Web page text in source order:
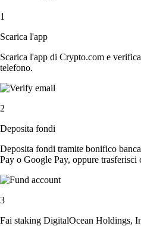
1
Scarica l'app
Scarica l'app di Crypto.com e
telefono.
2
Deposita fondi
Deposita fondi tramite bonifico
Pay o Google Pay, oppure
3
Fai staking DigitalOcean Holdings,